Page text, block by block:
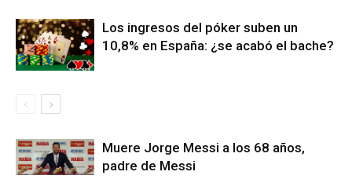
Los ingresos del póker suben un
10,8% en España: ¿se acabó el bache?
Muere Jorge Messi a los 68 años,
padre de Messi